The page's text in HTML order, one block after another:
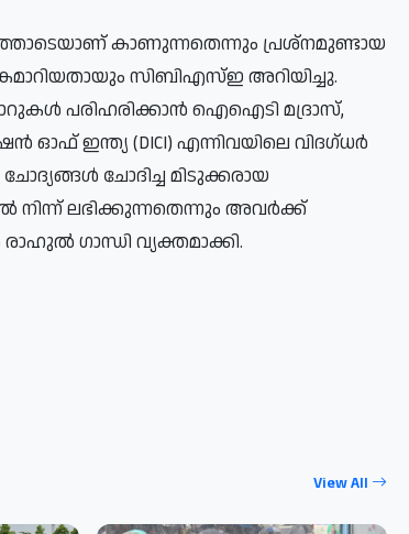
കാണുന്നതെന്നും പ്രശ്നമുണ്ടായ
സിബിഎസ്ഇ അറിയിച്ചു.
പരിഹരിക്കാൻ ഐഐടി മദ്രാസ്,
ഇന്ത്യ (DICI) എന്നിവയിലെ വിദഗ്ധർ
ചോദിച്ച മിടുക്കരായ
നിന്ന് ലഭിക്കുന്നതെന്നും അവർക്ക്
ഗാന്ധി വ്യക്തമാക്കി.
View All